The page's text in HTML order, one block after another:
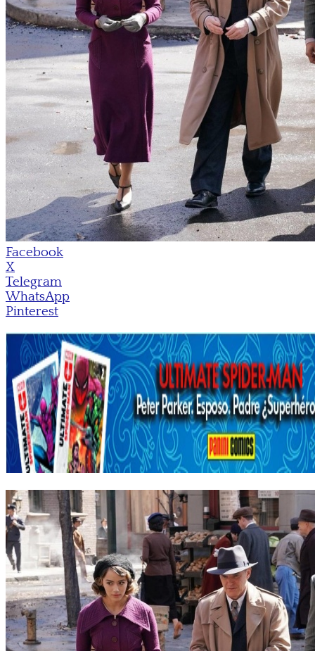
Facebook
X
Telegram
WhatsApp
Pinterest